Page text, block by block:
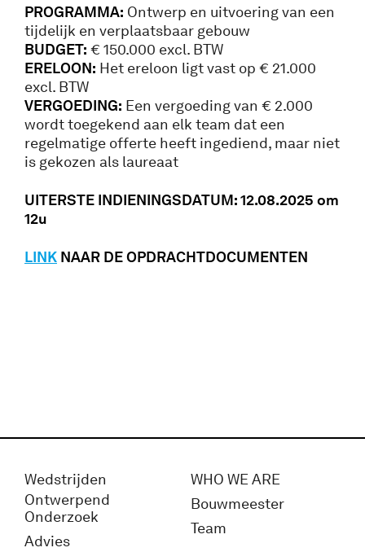
PROGRAMMA: Ontwerp en uitvoering van een
tijdelijk en verplaatsbaar gebouw
BUDGET: € 150.000 excl. BTW
ERELOON: Het ereloon ligt vast op € 21.000
excl. BTW
VERGOEDING: Een vergoeding van € 2.000
wordt toegekend aan elk team dat een
regelmatige offerte heeft ingediend, maar niet
is gekozen als laureaat
UITERSTE INDIENINGSDATUM: 12.08.2025 om
12u
LINK NAAR DE OPDRACHTDOCUMENTEN
Wedstrijden
Ontwerpend
Onderzoek
Advies
WHO WE ARE
Bouwmeester
Team